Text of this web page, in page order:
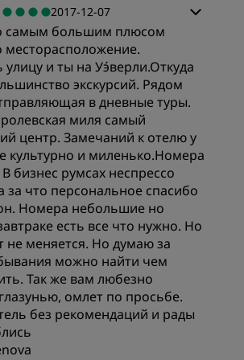
2017-12-07
самым большим плюсом
месторасположение.
и ты на Уэ́верли.Откуда
экскурсий. Рядом
в дневные туры.
миля самый
центр. Замечаний к отелю у
культурно и миленько.Номера
бизнес румсах неспрессо
что персональное спасибо
Номера небольшие но
есть все что нужно. Но
не меняется. Но думаю за
можно найти чем
Так же вам любезно
омлет по просьбе.
без рекомендаций и рады